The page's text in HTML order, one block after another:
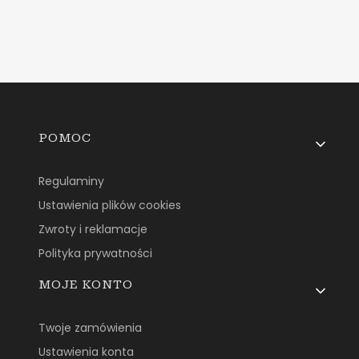
Linki w stopce
POMOC
Regulaminy
Ustawienia plików cookies
Zwroty i reklamacje
Polityka prywatności
MOJE KONTO
Twoje zamówienia
Ustawienia konta